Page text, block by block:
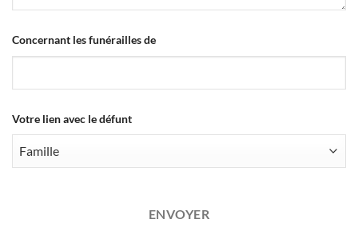
Concernant les funérailles de
Email
Address *
Votre lien avec le défunt
ENVOYER